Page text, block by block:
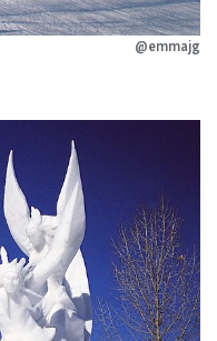
@emmajg